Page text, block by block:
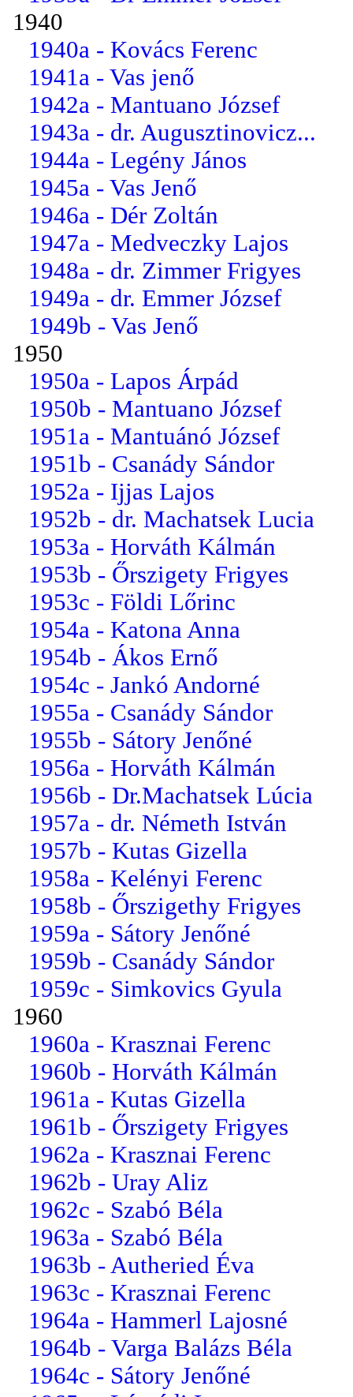
1940
1940a - Kovács Ferenc
1941a - Vas jenő
1942a - Mantuano József
1943a - dr. Augusztinovicz...
1944a - Legény János
1945a - Vas Jenő
1946a - Dér Zoltán
1947a - Medveczky Lajos
1948a - dr. Zimmer Frigyes
1949a - dr. Emmer József
1949b - Vas Jenő
1950
1950a - Lapos Árpád
1950b - Mantuano József
1951a - Mantuánó József
1951b - Csanády Sándor
1952a - Ijjas Lajos
1952b - dr. Machatsek Lucia
1953a - Horváth Kálmán
1953b - Őrszigety Frigyes
1953c - Földi Lőrinc
1954a - Katona Anna
1954b - Ákos Ernő
1954c - Jankó Andorné
1955a - Csanády Sándor
1955b - Sátory Jenőné
1956a - Horváth Kálmán
1956b - Dr.Machatsek Lúcia
1957a - dr. Németh István
1957b - Kutas Gizella
1958a - Kelényi Ferenc
1958b - Őrszigethy Frigyes
1959a - Sátory Jenőné
1959b - Csanády Sándor
1959c - Simkovics Gyula
1960
1960a - Krasznai Ferenc
1960b - Horváth Kálmán
1961a - Kutas Gizella
1961b - Őrszigety Frigyes
1962a - Krasznai Ferenc
1962b - Uray Aliz
1962c - Szabó Béla
1963a - Szabó Béla
1963b - Autheried Éva
1963c - Krasznai Ferenc
1964a - Hammerl Lajosné
1964b - Varga Balázs Béla
1964c - Sátory Jenőné